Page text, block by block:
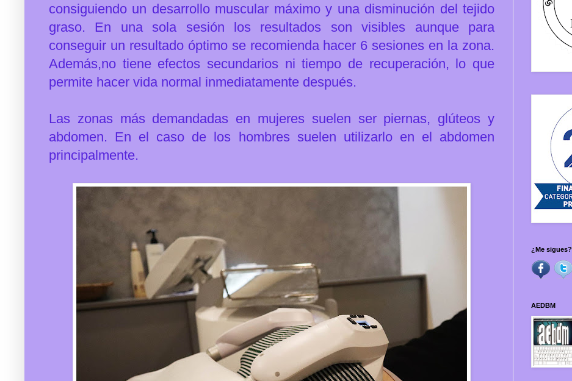
consiguiendo un desarrollo muscular máximo y una disminución del tejido
graso. En una sola sesión los resultados son visibles aunque para
conseguir un resultado óptimo se recomienda hacer 6 sesiones en la zona.
Además,no tiene efectos secundarios ni tiempo de recuperación, lo que
permite hacer vida normal inmediatamente después.
Las zonas más demandadas en mujeres suelen ser piernas, glúteos y
abdomen. En el caso de los hombres suelen utilizarlo en el abdomen
principalmente.
¿Me sigues?
AEDBM